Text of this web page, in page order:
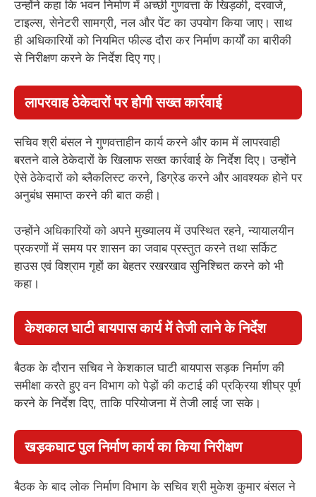
उन्होंने कहा कि भवन निर्माण में अच्छी गुणवत्ता के खिड़की, दरवाजे,
टाइल्स, सेनेटरी सामग्री, नल और पेंट का उपयोग किया जाए। साथ
ही अधिकारियों को नियमित फील्ड दौरा कर निर्माण कार्यों का बारीकी
से निरीक्षण करने के निर्देश दिए गए।
लापरवाह ठेकेदारों पर होगी सख्त कार्रवाई
सचिव श्री बंसल ने गुणवत्ताहीन कार्य करने और काम में लापरवाही
बरतने वाले ठेकेदारों के खिलाफ सख्त कार्रवाई के निर्देश दिए। उन्होंने
ऐसे ठेकेदारों को ब्लैकलिस्ट करने, डिग्रेड करने और आवश्यक होने पर
अनुबंध समाप्त करने की बात कही।
उन्होंने अधिकारियों को अपने मुख्यालय में उपस्थित रहने, न्यायालयीन
प्रकरणों में समय पर शासन का जवाब प्रस्तुत करने तथा सर्किट
हाउस एवं विश्राम गृहों का बेहतर रखरखाव सुनिश्चित करने को भी
कहा।
केशकाल घाटी बायपास कार्य में तेजी लाने के निर्देश
बैठक के दौरान सचिव ने केशकाल घाटी बायपास सड़क निर्माण की
समीक्षा करते हुए वन विभाग को पेड़ों की कटाई की प्रक्रिया शीघ्र पूर्ण
करने के निर्देश दिए, ताकि परियोजना में तेजी लाई जा सके।
खड़कघाट पुल निर्माण कार्य का किया निरीक्षण
बैठक के बाद लोक निर्माण विभाग के सचिव श्री मुकेश कुमार बंसल ने